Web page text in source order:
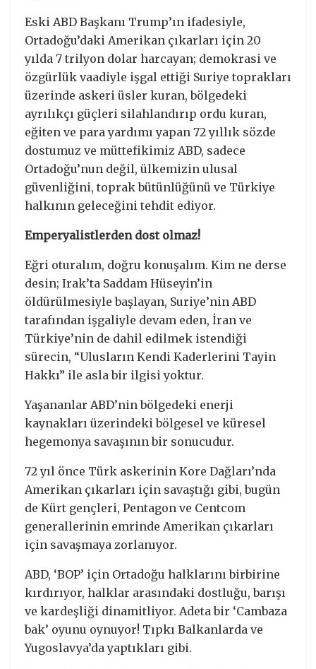
Eski ABD Başkanı Trump’ın ifadesiyle,
Ortadoğu’daki Amerikan çıkarları için 20
yılda 7 trilyon dolar harcayan; demokrasi ve
özgürlük vaadiyle işgal ettiği Suriye toprakları
üzerinde askeri üsler kuran, bölgedeki
ayrılıkçı güçleri silahlandırıp ordu kuran,
eğiten ve para yardımı yapan 72 yıllık sözde
dostumuz ve müttefikimiz ABD, sadece
Ortadoğu’nun değil, ülkemizin ulusal
güvenliğini, toprak bütünlüğünü ve Türkiye
halkının geleceğini tehdit ediyor.
Emperyalistlerden dost olmaz!
Eğri oturalım, doğru konuşalım. Kim ne derse
desin; Irak’ta Saddam Hüseyin’in
öldürülmesiyle başlayan, Suriye’nin ABD
tarafından işgaliyle devam eden, İran ve
Türkiye’nin de dahil edilmek istendiği
sürecin, “Ulusların Kendi Kaderlerini Tayin
Hakkı” ile asla bir ilgisi yoktur.
Yaşananlar ABD’nin bölgedeki enerji
kaynakları üzerindeki bölgesel ve küresel
hegemonya savaşının bir sonucudur.
72 yıl önce Türk askerinin Kore Dağları’nda
Amerikan çıkarları için savaştığı gibi, bugün
de Kürt gençleri, Pentagon ve Centcom
generallerinin emrinde Amerikan çıkarları
için savaşmaya zorlanıyor.
ABD, ‘BOP’ için Ortadoğu halklarını birbirine
kırdırıyor, halklar arasındaki dostluğu, barışı
ve kardeşliği dinamitliyor. Adeta bir ‘Cambaza
bak’ oyunu oynuyor! Tıpkı Balkanlarda ve
Yugoslavya’da yaptıkları gibi.